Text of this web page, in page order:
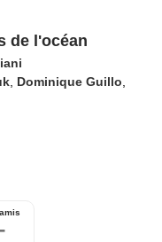
de l'océan
Dominique Guillo